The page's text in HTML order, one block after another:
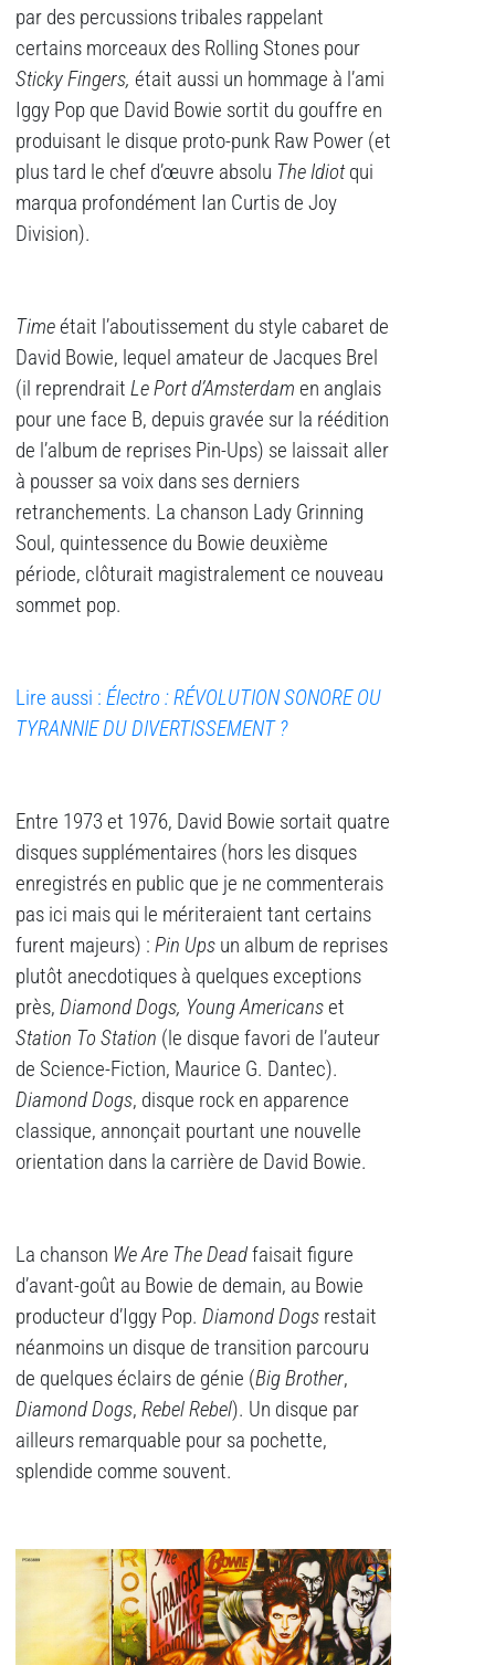
par des percussions tribales rappelant
certains morceaux des Rolling Stones pour
Sticky Fingers, était aussi un hommage à l’ami
Iggy Pop que David Bowie sortit du gouffre en
produisant le disque proto-punk Raw Power (et
plus tard le chef d’œuvre absolu The Idiotqui
marqua profondément Ian Curtis de Joy
Division).
Time était l’aboutissement du style cabaret de
David Bowie, lequel amateur de Jacques Brel
(il reprendrait Le Port d’Amsterdam en anglais
pour une face B, depuis gravée sur la réédition
de l’album de reprises Pin-Ups) se laissait aller
à pousser sa voix dans ses derniers
retranchements. La chanson Lady Grinning
Soul, quintessence du Bowie deuxième
période, clôturait magistralement ce nouveau
sommet pop.
Lire aussi : Électro : RÉVOLUTION SONORE OU
TYRANNIE DU DIVERTISSEMENT ?
Entre 1973 et 1976, David Bowie sortait quatre
disques supplémentaires (hors les disques
enregistrés en public que je ne commenterais
pas ici mais qui le mériteraient tant certains
furent majeurs) : Pin Ups un album de reprises
plutôt anecdotiques à quelques exceptions
près, Diamond Dogs, Young Americans et
Station To Station (le disque favori de l’auteur
de Science-Fiction, Maurice G. Dantec).
Diamond Dogs, disque rock en apparence
classique, annonçait pourtant une nouvelle
orientation dans la carrière de David Bowie.
La chanson We Are The Deadfaisait figure
d’avant-goût au Bowie de demain, au Bowie
producteur d’Iggy Pop. Diamond Dogs restait
néanmoins un disque de transition parcouru
de quelques éclairs de génie (Big Brother,
Diamond Dogs, Rebel Rebel). Un disque par
ailleurs remarquable pour sa pochette,
splendide comme souvent.